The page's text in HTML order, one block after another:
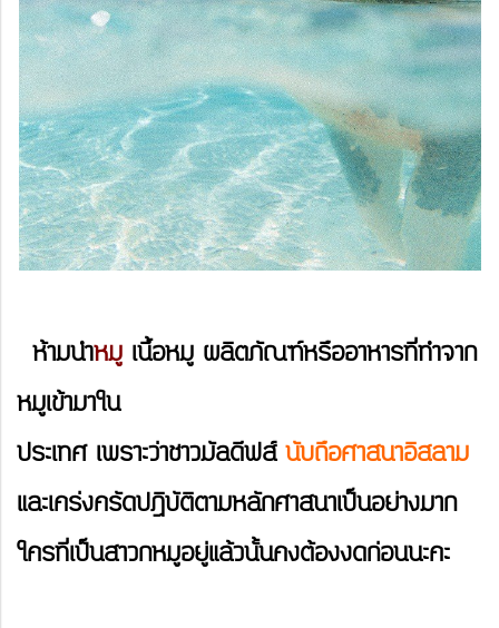
ห้ามนำหมู เนื้อหมู ผลิตภัณฑ์หรืออาหารที่ทำจาก
หมูเข้ามาใน
ประเทศ เพราะว่าชาวมัลดีฟส์ นับถือศาสนาอิสลาม
และเคร่งครัดปฎิบัติตามหลักศาสนาเป็นอย่างมาก
ใครที่เป็นสาวกหมูอยู่แล้วนั้นคงต้องงดก่อนนะคะ